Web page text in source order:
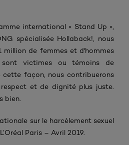
international « Stand Up »,
spécialisée Hollaback!, nous
million de femmes et d'hommes
sont victimes ou témoins de
cette façon, nous contribuerons
et de dignité plus juste.
bien.
sur le harcèlement sexuel
Paris – Avril 2019.